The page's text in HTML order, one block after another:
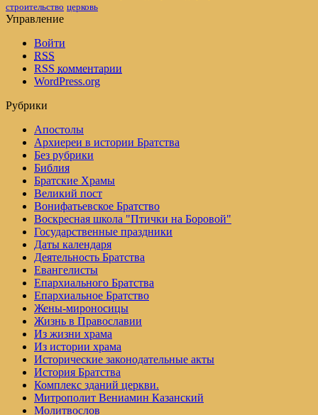
строительство церковь
Управление
Войти
RSS
RSS комментарии
WordPress.org
Рубрики
Апостолы
Архиереи в истории Братства
Без рубрики
Библия
Братские Храмы
Великий пост
Вонифатьевское Братство
Воскресная школа "Птички на Боровой"
Государственные праздники
Даты календаря
Деятельность Братства
Евангелисты
Епархиального Братства
Епархиальное Братство
Жены-мироносицы
Жизнь в Православии
Из жизни храма
Из истории храма
Исторические законодательные акты
История Братства
Комплекс зданий церкви.
Митрополит Вениамин Казанский
Молитвослов